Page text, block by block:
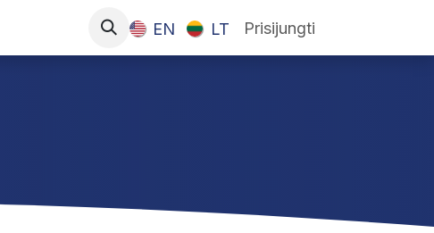
EN LT Prisijungti